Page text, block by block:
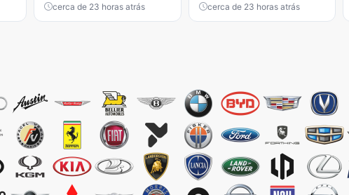
cerca de 23 horas atrás cerca de 23 horas atrás